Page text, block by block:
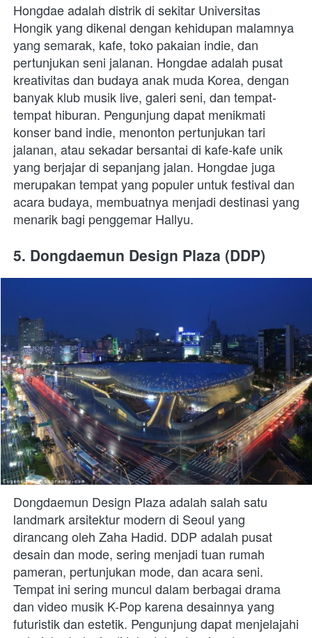
Hongdae adalah distrik di sekitar Universitas
Hongik yang dikenal dengan kehidupan malamnya
yang semarak, kafe, toko pakaian indie, dan
pertunjukan seni jalanan. Hongdae adalah pusat
kreativitas dan budaya anak muda Korea, dengan
banyak klub musik live, galeri seni, dan tempat-
tempat hiburan. Pengunjung dapat menikmati
konser band indie, menonton pertunjukan tari
jalanan, atau sekadar bersantai di kafe-kafe unik
yang berjajar di sepanjang jalan. Hongdae juga
merupakan tempat yang populer untuk festival dan
acara budaya, membuatnya menjadi destinasi yang
menarik bagi penggemar Hallyu.
5. Dongdaemun Design Plaza (DDP)
Dongdaemun Design Plaza adalah salah satu
landmark arsitektur modern di Seoul yang
dirancang oleh Zaha Hadid. DDP adalah pusat
desain dan mode, sering menjadi tuan rumah
pameran, pertunjukan mode, dan acara seni.
Tempat ini sering muncul dalam berbagai drama
dan video musik K-Pop karena desainnya yang
futuristik dan estetik. Pengunjung dapat menjelajahi